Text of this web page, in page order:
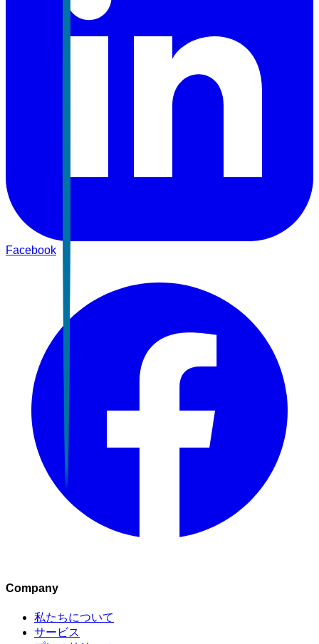
Facebook
Company
私たちについて
サービス